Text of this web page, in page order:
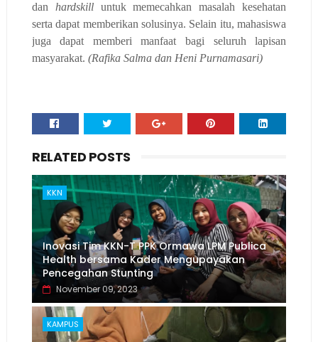
dan hardskilluntuk memecahkan masalah kesehatan
serta dapat memberikan solusinya. Selain itu, mahasiswa
juga dapat memberi manfaat bagi seluruh lapisan
masyarakat. (Rafika Salma dan Heni Purnamasari)
RELATED POSTS
KKN
Inovasi Tim KKN-T PPK Ormawa LPM Publica
Health bersama Kader Mengupayakan
Pencegahan Stunting
November 09, 2023
KAMPUS